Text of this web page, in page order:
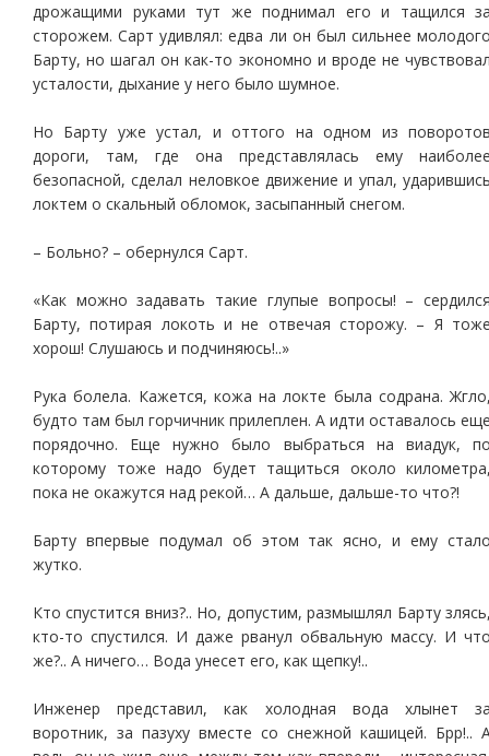
дрожащими руками тут же поднимал его и тащился
сторожем. Сарт удивлял: едва ли он был сильнее
Барту, но шагал он как-то экономно и вроде не
усталости, дыхание у него было шумное.
Но Барту уже устал, и оттого на одном из
дороги, там, где она представлялась ему
безопасной, сделал неловкое движение и упал,
локтем о скальный обломок, засыпанный снегом.
– Больно? – обернулся Сарт.
«Как можно задавать такие глупые вопросы! –
Барту, потирая локоть и не отвечая сторожу. – Я
хорош! Слушаюсь и подчиняюсь!..»
Рука болела. Кажется, кожа на локте была содрана.
будто там был горчичник прилеплен. А идти оставалось
порядочно. Еще нужно было выбраться на виадук,
которому тоже надо будет тащиться около
пока не окажутся над рекой… А дальше, дальше-то что?!
Барту впервые подумал об этом так ясно, и ему
жутко.
Кто спустится вниз?.. Но, допустим, размышлял Барту
кто-то спустился. И даже рванул обвальную массу. И
же?.. А ничего… Вода унесет его, как щепку!..
Инженер представил, как холодная вода хлынет
воротник, за пазуху вместе со снежной кашицей. Брр!..